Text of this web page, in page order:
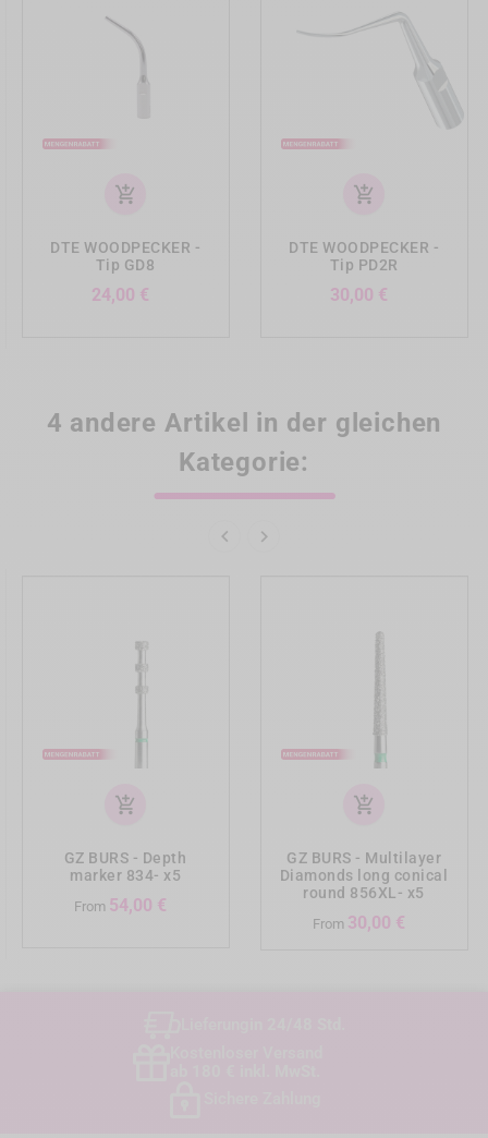
add_shopping_cart
DTE WOODPECKER -
Tip GD8
24,00 €
add_shopping_cart
DTE WOODPECKER -
Tip PD2R
30,00 €
4 andere Artikel in der gleichen
Kategorie:
 
add_shopping_cart
GZ BURS - Depth
marker 834- x5
From 54,00 €
add_shopping_cart
GZ BURS - Multilayer
Diamonds long conical
round 856XL- x5
From 30,00 €